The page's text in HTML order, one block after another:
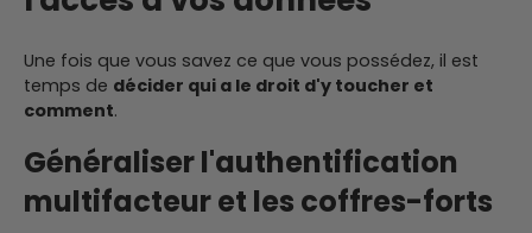
Une fois que vous savez ce que vous possédez, il est
temps de décider qui a le droit d'y toucher et
comment.
Généraliser l'authentification
multifacteur et les coffres-forts